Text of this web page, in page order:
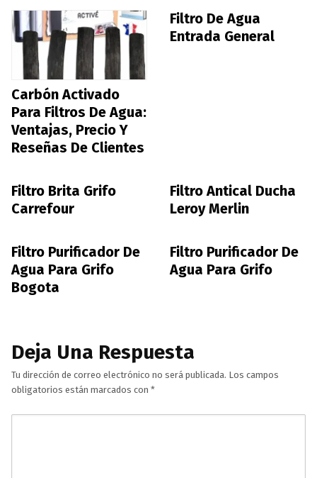
Carbón Activado
Para Filtros De Agua:
Ventajas, Precio Y
Reseñas De Clientes
Filtro De Agua
Entrada General
Filtro Brita Grifo
Carrefour
Filtro Antical Ducha
Leroy Merlin
Filtro Purificador De
Agua Para Grifo
Bogota
Filtro Purificador De
Agua Para Grifo
Deja Una Respuesta
Tu dirección de correo electrónico no será publicada. Los campos
obligatorios están marcados con *